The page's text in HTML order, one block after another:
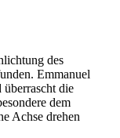
des
Emmanuel
die
dem
Achse drehen